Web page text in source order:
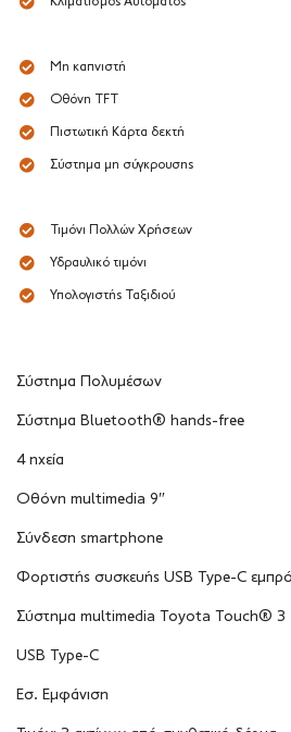
Μη καπνιστή
Οθόνη TFT
Πιστωτική Κάρτα δεκτή
Σύστημα μη σύγκρουσης
Τιμόνι Πολλών Χρήσεων
Υδραυλικό τιμόνι
Υπολογιστής Ταξιδιού
Σύστημα Πολυμέσων
Σύστημα Bluetooth® hands-free
4 ηχεία
Οθόνη multimedia 9″
Σύνδεση smartphone
Φορτιστής συσκευής USB Type-C
Σύστημα multimedia Toyota Touch® 3
USB Type-C
Εσ. Εμφάνιση